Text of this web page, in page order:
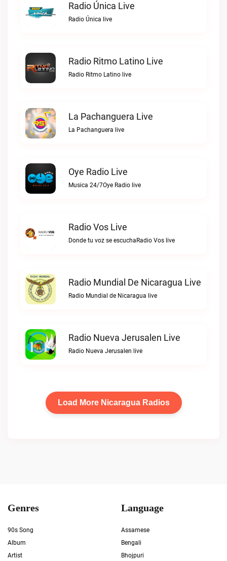
Radio Única Live
Radio Única live
Radio Ritmo Latino Live
Radio Ritmo Latino live
La Pachanguera Live
La Pachanguera live
Oye Radio Live
Musica 24/7Oye Radio live
Radio Vos Live
Donde tu voz se escuchaRadio Vos live
Radio Mundial De Nicaragua Live
Radio Mundial de Nicaragua live
Radio Nueva Jerusalen Live
Radio Nueva Jerusalen live
Load More Nicaragua Radios
Genres
90s Song
Album
Artist
Language
Assamese
Bengali
Bhojpuri